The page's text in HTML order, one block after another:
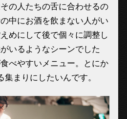
の人たちの舌に合わせるの
中にお酒を飲まない人がい
めにして後で個々に調整し
いるようなシーンでした
べやすいメニュー。とにか
集まりにしたいんです。